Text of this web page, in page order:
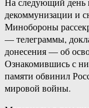
декоммунизации и
Минобороны
— телеграммы,
донесения — об
Ознакомившись с
памяти обвинил
мировой войны.